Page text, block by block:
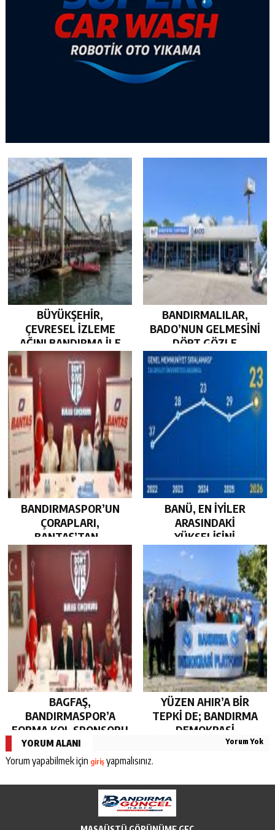
BÜYÜKŞEHİR,
ÇEVRESEL İZLEME
AĞINI BANDIRMA İLE
GÜÇLENDİRDİ…
BANDIRMALILAR,
BADO’NUN GELMESİNİ
DÖRT GÖZLE
BEKLİYOR…
BANDIRMASPOR’UN
ÇORAPLARI,
BANTAŞ’TAN…
BANÜ, EN İYİLER
ARASINDAKİ
YÜKSELİŞİNİ
SÜRDÜRDÜ…
BAGFAŞ,
BANDIRMASPOR’A
FORMA KOL SPONSORU
OLARAK KUCAK AÇTI…
YÜZEN AHIR’A BİR
TEPKİ DE; BANDIRMA
DEMOKRASİ
PLATFORMU’NDAN…
YORUM ALANI Yorum Yok
Yorum yapabilmek için girişyapmalısınız.